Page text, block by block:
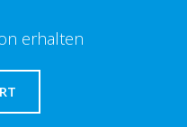
erhalten